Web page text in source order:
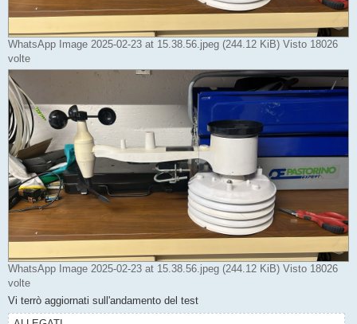
WhatsApp Image 2025-02-23 at 15.38.56.jpeg (244.12 KiB) Visto 18026
volte
WhatsApp Image 2025-02-23 at 15.38.56.jpeg (244.12 KiB) Visto 18026
volte
Vi terrò aggiornati sull'andamento del test